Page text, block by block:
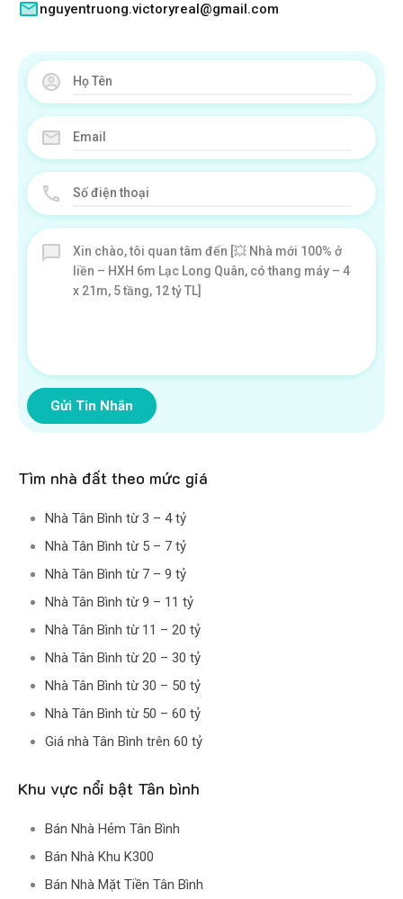
nguyentruong.victoryreal@gmail.com
Gửi Tin Nhắn
Tìm nhà đất theo mức giá
Nhà Tân Bình từ 3 – 4 tỷ
Nhà Tân Bình từ 5 – 7 tỷ
Nhà Tân Bình từ 7 – 9 tỷ
Nhà Tân Bình từ 9 – 11 tỷ
Nhà Tân Bình từ 11 – 20 tỷ
Nhà Tân Bình từ 20 – 30 tỷ
Nhà Tân Bình từ 30 – 50 tỷ
Nhà Tân Bình từ 50 – 60 tỷ
Giá nhà Tân Bình trên 60 tỷ
Khu vực nổi bật Tân bình
Bán Nhà Hẻm Tân Bình
Bán Nhà Khu K300
Bán Nhà Mặt Tiền Tân Bình